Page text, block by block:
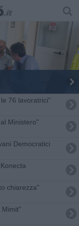
76 lavoratrici"
Ministero"
Democratici
chiarezza"
Mimit"